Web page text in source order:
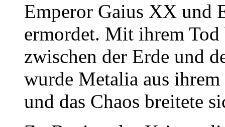
Emperor Gaius XX und
ermordet. Mit ihrem
zwischen der Erde und
wurde Metalia aus
und das Chaos breitete